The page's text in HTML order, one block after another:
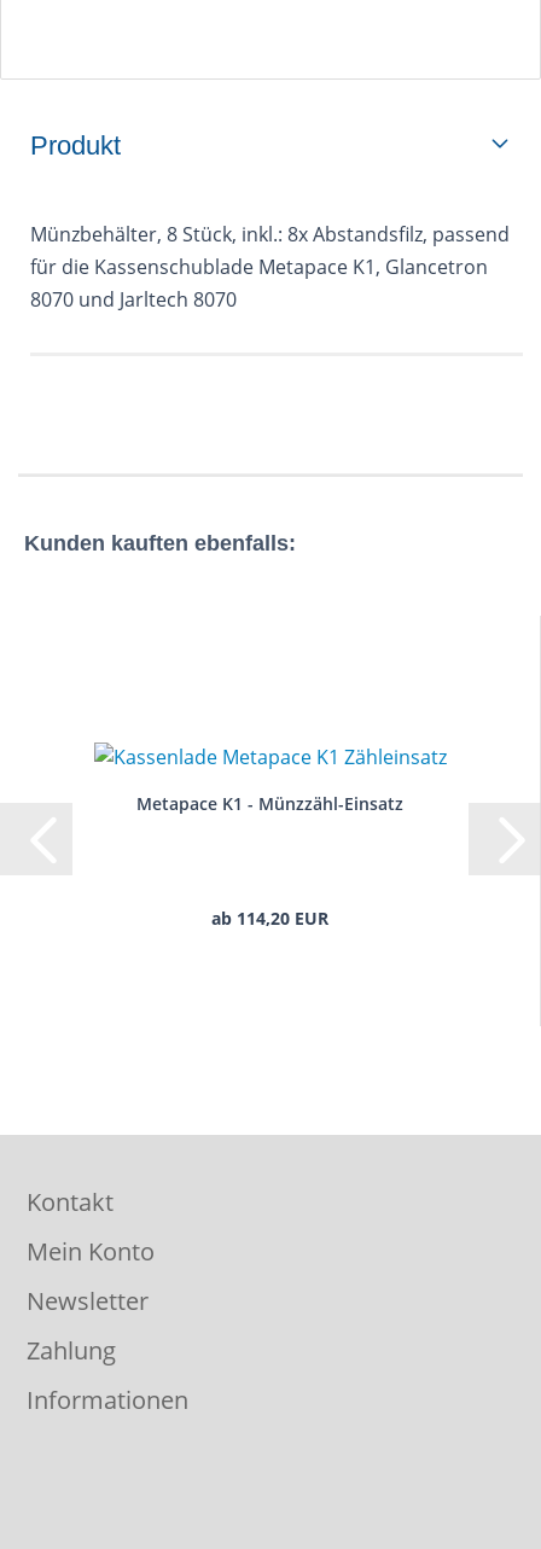
Produkt
Münzbehälter, 8 Stück, inkl.: 8x Abstandsfilz, passend
für die Kassenschublade Metapace K1, Glancetron
8070 und Jarltech 8070
Kunden kauften ebenfalls:
Metapace K1 - Münzzähl-Einsatz
ab 114,20 EUR
Kontakt
Mein Konto
Newsletter
Zahlung
Informationen